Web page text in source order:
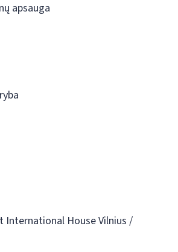
apsauga
International House Vilnius /